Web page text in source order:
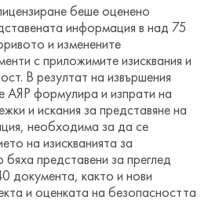
беше оценено
информация в над 75
и изменените
с приложимите изисквания и
В резултат на извършения
АЯР формулира и изпрати на
и искания за представяне на
необходима за да се
на изискванията за
представени за преглед
документа, както и нови
и оценката на безопасността